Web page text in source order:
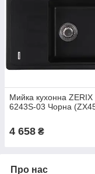
Мийка кухонна ZERIX
6243S-03 Чорна
4 658 ₴
Про нас